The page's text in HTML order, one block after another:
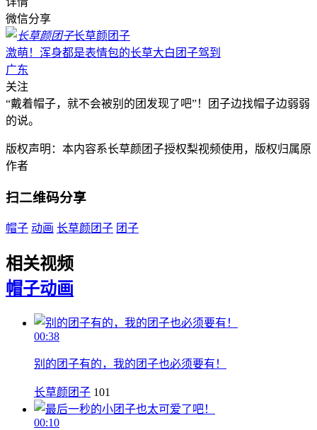
微信分享
长草颜团子
激萌！浑身都是表情包的长草大白团子驾到
广东
关注
“戴着帽子，就不会被别的团发现了吧”！团子边找帽子边弱弱
的说。
版权声明：本内容系长草颜团子授权梨视频使用，版权归属原
作者
扫二维码分享
帽子 动画 长草颜团子 团子
相关视频
帽子动画
00:38
别的团子有的，我的团子也必须要有！
长草颜团子 101
00:10